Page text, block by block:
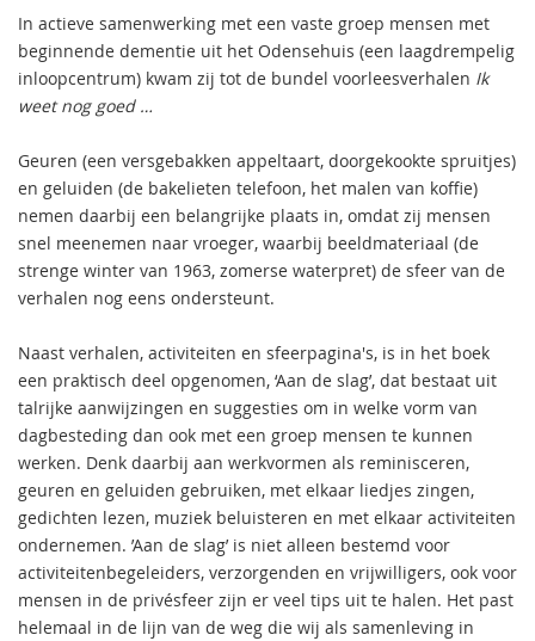
In actieve samenwerking met een vaste groep mensen met
beginnende dementie uit het Odensehuis (een laagdrempelig
inloopcentrum) kwam zij tot de bundel voorleesverhalen Ik
weet nog goed …
Geuren (een versgebakken appeltaart, doorgekookte spruitjes)
en geluiden (de bakelieten telefoon, het malen van koffie)
nemen daarbij een belangrijke plaats in, omdat zij mensen
snel meenemen naar vroeger, waarbij beeldmateriaal (de
strenge winter van 1963, zomerse waterpret) de sfeer van de
verhalen nog eens ondersteunt.
Naast verhalen, activiteiten en sfeerpagina's, is in het boek
een praktisch deel opgenomen, ‘Aan de slag’, dat bestaat uit
talrijke aanwijzingen en suggesties om in welke vorm van
dagbesteding dan ook met een groep mensen te kunnen
werken. Denk daarbij aan werkvormen als reminisceren,
geuren en geluiden gebruiken, met elkaar liedjes zingen,
gedichten lezen, muziek beluisteren en met elkaar activiteiten
ondernemen. ’Aan de slag’ is niet alleen bestemd voor
activiteitenbegeleiders, verzorgenden en vrijwilligers, ook voor
mensen in de privésfeer zijn er veel tips uit te halen. Het past
helemaal in de lijn van de weg die wij als samenleving in